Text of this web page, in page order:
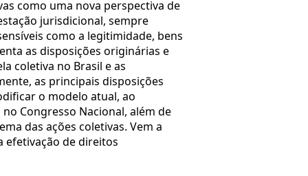
como uma nova perspectiva de
jurisdicional, sempre
como a legitimidade, bens
as disposições originárias e
coletiva no Brasil e as
as principais disposições
o modelo atual, ao
Congresso Nacional, além de
das ações coletivas. Vem a
efetivação de direitos